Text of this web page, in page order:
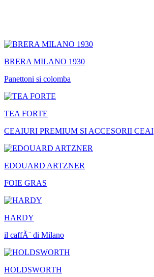
BRERA MILANO 1930
Panettoni si colomba
TEA FORTE
CEAIURI PREMIUM SI ACCESORII CEAI
EDOUARD ARTZNER
FOIE GRAS
HARDY
il caffÃ¨ di Milano
HOLDSWORTH